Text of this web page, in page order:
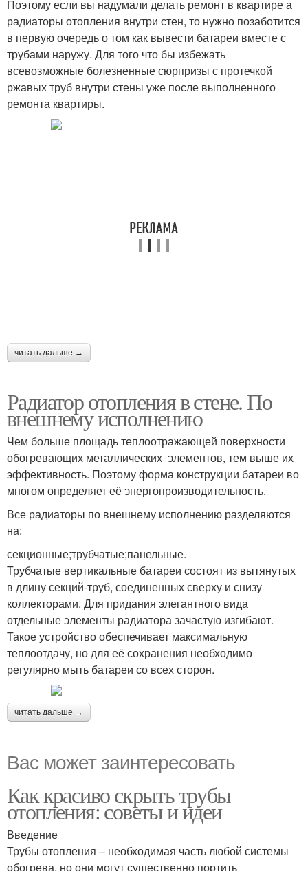
Поэтому если вы надумали делать ремонт в квартире а
радиаторы отопления внутри стен, то нужно позаботится
в первую очередь о том как вывести батареи вместе с
трубами наружу. Для того что бы избежать
всевозможные болезненные сюрпризы с протечкой
ржавых труб внутри стены уже после выполненного
ремонта квартиры.
читать дальше →
Радиатор отопления в стене. По
внешнему исполнению
Чем больше площадь теплоотражающей поверхности
обогревающих металлических элементов, тем выше их
эффективность. Поэтому форма конструкции батареи во
многом определяет её энергопроизводительность.
Все радиаторы по внешнему исполнению разделяются
на:
секционные;трубчатые;панельные.
Трубчатые вертикальные батареи состоят из вытянутых
в длину секций-труб, соединенных сверху и снизу
коллекторами. Для придания элегантного вида
отдельные элементы радиатора зачастую изгибают.
Такое устройство обеспечивает максимальную
теплоотдачу, но для её сохранения необходимо
регулярно мыть батареи со всех сторон.
читать дальше →
Вас может заинтересовать
Как красиво скрыть трубы
отопления: советы и идеи
Введение
Трубы отопления – необходимая часть любой системы
обогрева, но они могут существенно портить